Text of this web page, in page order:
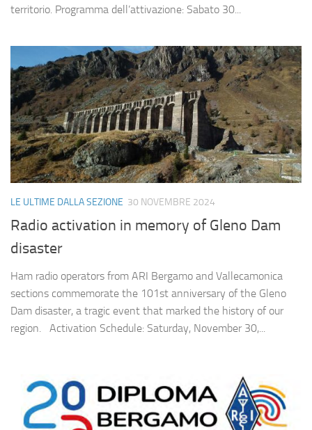
territorio. Programma dell’attivazione: Sabato 30...
LE ULTIME DALLA SEZIONE 30 NOVEMBRE 2024
Radio activation in memory of Gleno Dam
disaster
Ham radio operators from ARI Bergamo and Vallecamonica
sections commemorate the 101st anniversary of the Gleno
Dam disaster, a tragic event that marked the history of our
region. Activation Schedule: Saturday, November 30,...